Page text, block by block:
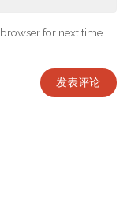
for next time I